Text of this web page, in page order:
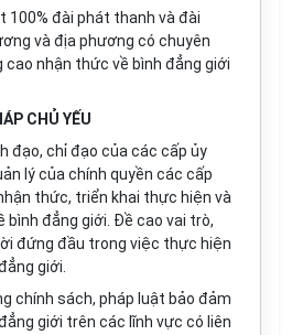
100% đài phát thanh và đài
và địa phương có chuyên
cao nhận thức về bình đẳng giới
CHỦ YẾU
đạo, chỉ đạo của các cấp ủy
lý của chính quyền các cấp
thức, triển khai thực hiện và
bình đẳng giới. Đề cao vai trò,
đứng đầu trong việc thực hiện
giới.
chính sách, pháp luật bảo đảm
giới trên các lĩnh vực có liên